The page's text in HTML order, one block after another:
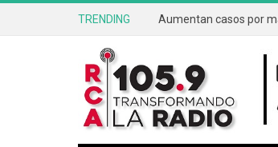
TRENDING